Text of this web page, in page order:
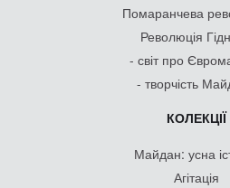
Помаранчева
Революція
- світ про
- творчість
КОЛЕКЦІЇ
Майдан: усна
Агітація